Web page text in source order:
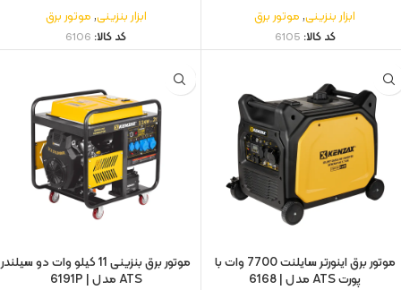
ابزار بنزینی,موتور برق
کد کالا: 6105
ابزار بنزینی,موتور برق
کد کالا: 6106
موتور برق اینورتر سایلنت 7700 وات با
پورت ATS مدل | 6168
موتور برق بنزینی 11 کیلو وات دو سیلندر
ATS مدل | 6191P